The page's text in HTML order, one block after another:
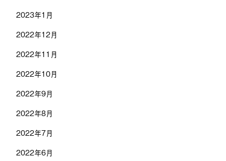
2023年1月
2022年12月
2022年11月
2022年10月
2022年9月
2022年8月
2022年7月
2022年6月